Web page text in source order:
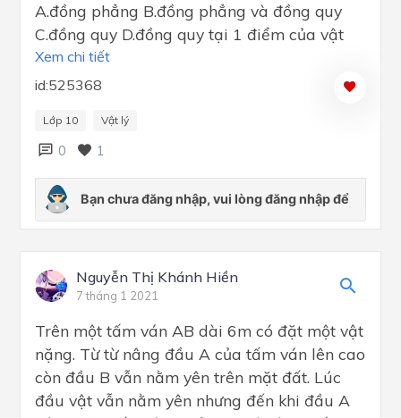
A.đồng phẳng B.đồng phẳng và đồng quy
C.đồng quy D.đồng quy tại 1 điểm của vật
Xem chi tiết
id:525368
Lớp 10 Vật lý
0 1
Nguyễn Thị Khánh Hiền
7 tháng 1 2021
Trên một tấm ván AB dài 6m có đặt một vật
nặng. Từ từ nâng đầu A của tấm ván lên cao
còn đầu B vẫn nằm yên trên mặt đất. Lúc
đầu vật vẫn nằm yên nhưng đến khi đầu A